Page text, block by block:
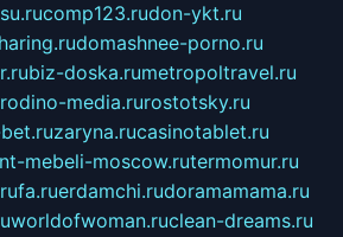
comp123.rudon-ykt.ru
domashnee-porno.ru
biz-doska.rumetropoltravel.ru
media.rurostotsky.ru
zaryna.rucasinotablet.ru
mebeli-moscow.rutermomur.ru
erdamchi.rudoramamama.ru
worldofwoman.ruclean-dreams.ru